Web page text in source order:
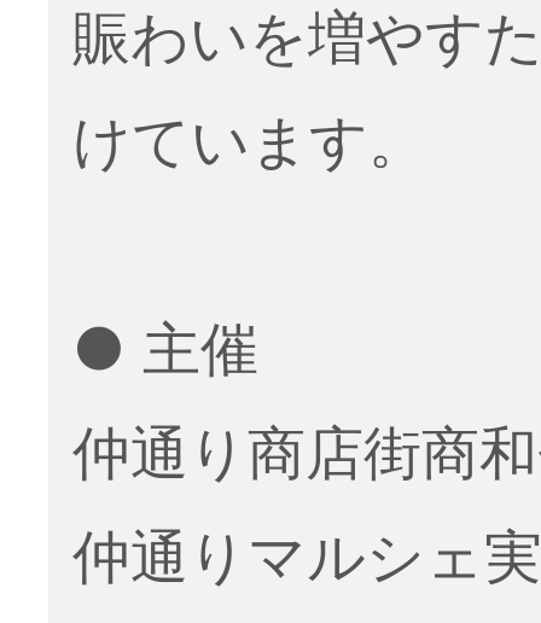
賑わいを増やす
けています。
● 主催
仲通り商店街商
仲通りマルシェ